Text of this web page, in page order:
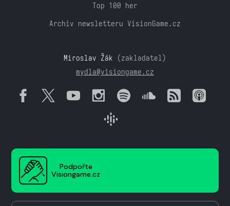
Top 100 her
Archiv newsletteru VisionGame.cz
Miroslav Žák (zakladatel)
mydla@visiongame.cz
Podpořte
Visiongame.cz